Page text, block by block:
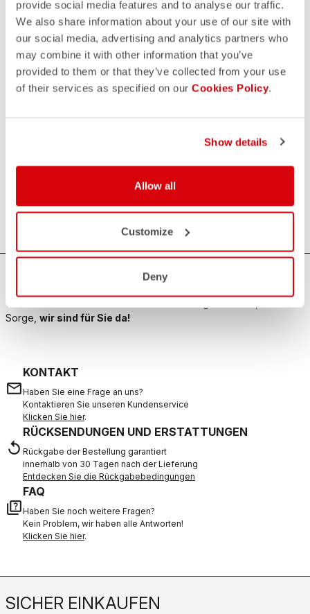
provide social media features and to analyse our traffic.
We also share information about your use of our site with
our social media, advertising and analytics partners who
may combine it with other information that you’ve
provided to them or that they’ve collected from your use
of their services as specified on our Cookies Policy.
Show details
Allow all
Customize
Deny
WÄHLEN SIE IHRE PRODUKTE AUS
(OPTIONAL)
Durch Klicken auf die Schaltfläche „Formular absenden“
erkläre ich, dass ich die
Datenschutzrichtliniegelesen
habe und mit der Verarbeitung meiner personenbezogenen
FORMULAR ABSENDEN
BRAUCHEN SIE HILFE?
Wenn Sie Zweifel haben oder Unterstützung brauchen, keine
Sorge, wir sind für Sie da!
email
KONTAKT
Haben Sie eine Frage an uns?
Kontaktieren Sie unseren Kundenservice
Klicken Sie hier.
replay
RÜCKSENDUNGEN UND ERSTATTUNGEN
Rückgabe der Bestellung garantiert
innerhalb von 30 Tagen nach der Lieferung
Entdecken Sie die Rückgabebedingungen
quiz
FAQ
Haben Sie noch weitere Fragen?
Kein Problem, wir haben alle Antworten!
Klicken Sie hier.
SICHER EINKAUFEN